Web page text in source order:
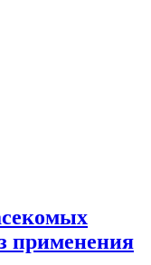
применения